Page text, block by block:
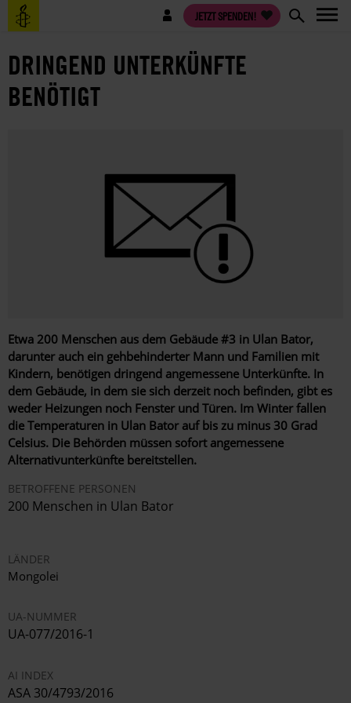
Direkt
zum
Benutzermenü JETZT SPENDEN!
DRINGEND UNTERKÜNFTE
BENÖTIGT
Etwa 200 Menschen aus dem Gebäude #3 in Ulan Bator,
darunter auch ein gehbehinderter Mann und Familien mit
Kindern, benötigen dringend angemessene Unterkünfte. In
dem Gebäude, in dem sie sich derzeit noch befinden, gibt es
weder Heizungen noch Fenster und Türen. Im Winter fallen
die Temperaturen in Ulan Bator auf bis zu minus 30 Grad
Celsius. Die Behörden müssen sofort angemessene
Alternativunterkünfte bereitstellen.
BETROFFENE PERSONEN
200 Menschen in Ulan Bator
LÄNDER
Mongolei
UA-NUMMER
UA-077/2016-1
AI INDEX
ASA 30/4793/2016